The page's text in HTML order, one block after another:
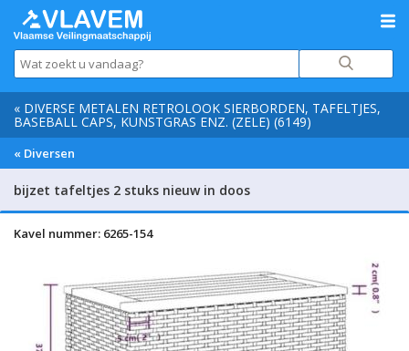
« DIVERSE METALEN RETROLOOK SIERBORDEN, TAFELTJES,
BASEBALL CAPS, KUNSTGRAS ENZ. (ZELE) (6149)
« Diversen
bijzet tafeltjes 2 stuks nieuw in doos
Kavel nummer: 6265-154